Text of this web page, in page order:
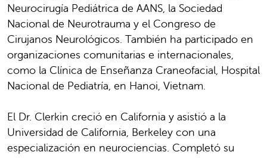
Neurocirugía Pediátrica de AANS, la Sociedad
Nacional de Neurotrauma y el Congreso de
Cirujanos Neurológicos. También ha participado en
organizaciones comunitarias e internacionales,
como la Clínica de Enseñanza Craneofacial, Hospital
Nacional de Pediatría, en Hanoi, Vietnam.
El Dr. Clerkin creció en California y asistió a la
Universidad de California, Berkeley con una
especialización en neurociencias. Completó su